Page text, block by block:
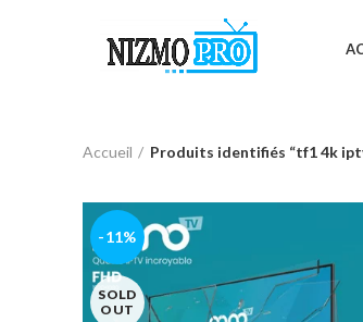
Accueil Produits identifiés “tf1 4k
-11%
SOLD
OUT